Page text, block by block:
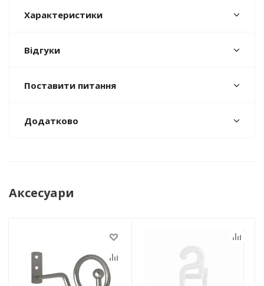
Характеристики
Відгуки
Поставити питання
Додатково
Аксесуари